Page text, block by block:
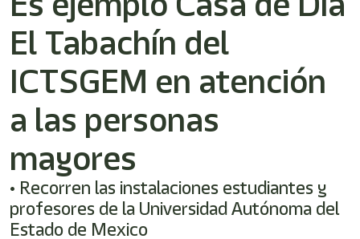
Este
acceso
directo
lector
de
pantalla
ayudarle
navegar
interactuar
El Tabachín del
ICTSGEM en atención
a las personas
mayores
• Recorren las instalaciones estudiantes y
profesores de la Universidad Autónoma del
Estado de Mexico